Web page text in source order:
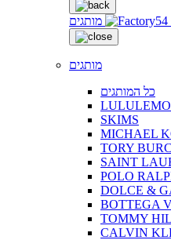
מותגים
מותגים
כל המותגים
SKIMS
MICHAEL
TORY
SAINT
POLO
DOLCE &
BOTTEGA
TOMMY
CALVIN